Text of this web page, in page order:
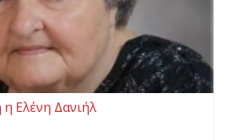
Ελένη Δανιήλ